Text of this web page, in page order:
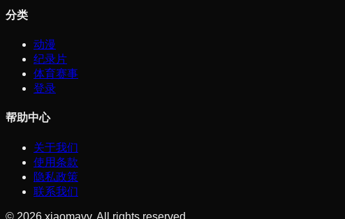
分类
动漫
纪录片
体育赛事
登录
帮助中心
关于我们
使用条款
隐私政策
联系我们
© 2026 xiaomavv. All rights reserved.